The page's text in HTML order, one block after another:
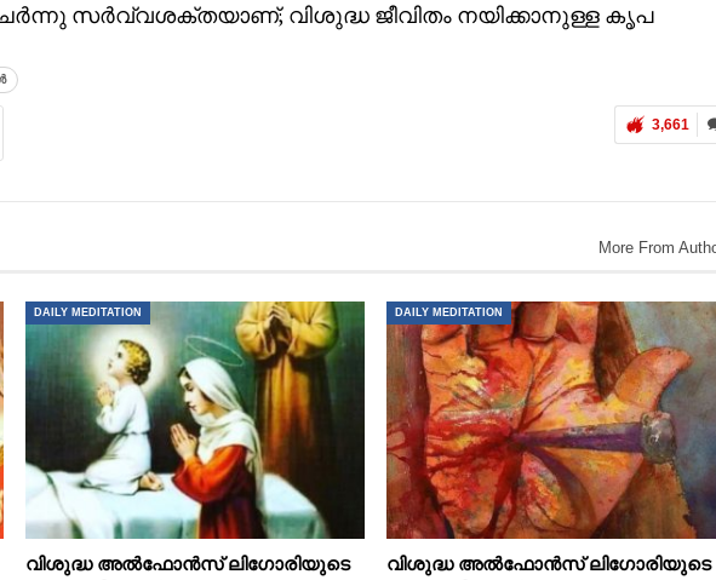
സർവ്വശക്തയാണ്; വിശുദ്ധ ജീവിതം നയിക്കാനുള്ള കൃപ
3,661
More From
DAILY MEDITATION
വിശുദ്ധ അൽഫോൻസ് ലിഗോരിയുടെ
DAILY MEDITATION
വിശുദ്ധ അൽഫോൻസ് ലിഗോരിയുടെ